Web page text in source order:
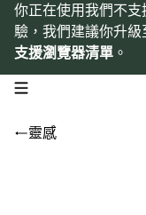
你正在使用我們不
驗，我們建議你升
支援瀏覽器清單 。
open navigation menu
靈感